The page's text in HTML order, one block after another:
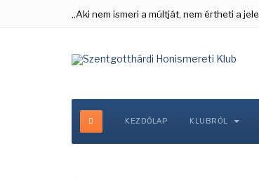
„Aki nem ismeri a múltját, nem értheti a
KEZDŐLAP KLUBRÓL